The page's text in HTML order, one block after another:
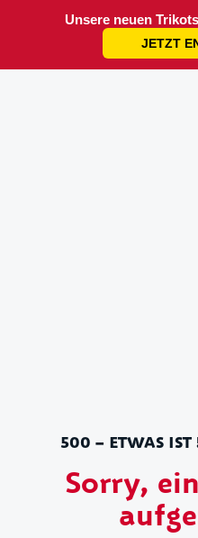
Unsere neuen
JETZT
500 – ETWAS IST
Sorry,